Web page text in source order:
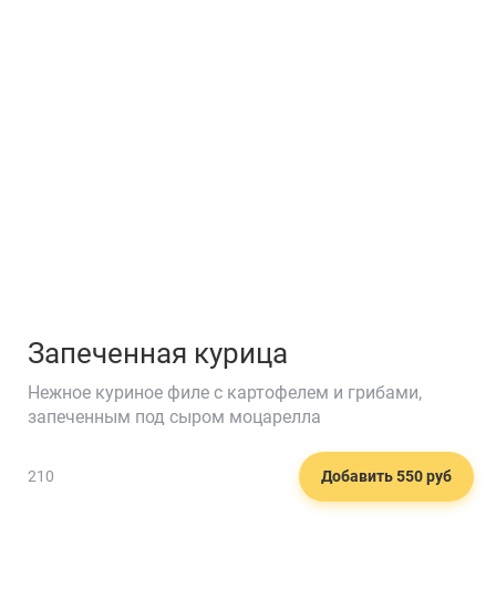
Запеченная курица
Нежное куриное филе с картофелем и грибами,
запеченным под сыром моцарелла
210 Добавить 550 руб